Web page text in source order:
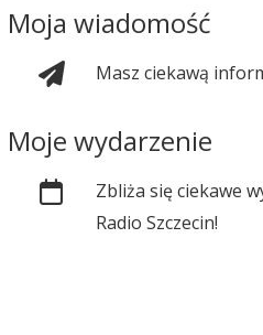
Moja wiadomość
Masz ciekawą
Moje wydarzenie
Zbliża się ciekawe
Radio Szczecin!